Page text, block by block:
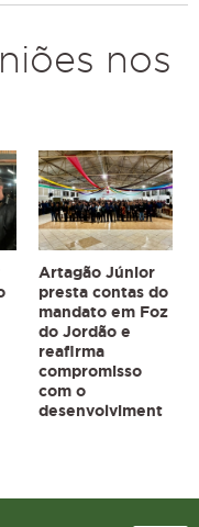
nos
Artagão Júnior
presta contas do
mandato em Foz
do Jordão e
reafirma
compromisso
com o
desenvolviment